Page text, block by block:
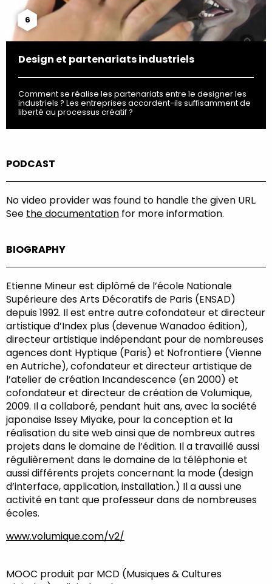
6
Design et partenariats industriels
Comment se réalise les partenariats entre le designer les
industriels ? Les entreprises accordent-ils suffisamment de
liberté au processus créatif ?
PODCAST
No video provider was found to handle the given URL.
See the documentation for more information.
BIOGRAPHY
Etienne Mineur est diplômé de l’école Nationale
Supérieure des Arts Décoratifs de Paris (ENSAD)
depuis 1992. Il est entre autre cofondateur et directeur
artistique d’Index plus (devenue Wanadoo édition),
directeur artistique indépendant pour de nombreuses
agences dont Hyptique (Paris) et Nofrontiere (Vienne
en Autriche), cofondateur et directeur artistique de
l’atelier de création Incandescence (en 2000) et
cofondateur et directeur de création de Volumique,
2009. Il a collaboré, pendant huit ans, avec la société
japonaise Issey Miyake, pour la conception et la
réalisation du site web ainsi que de nombreux autres
projets dans le domaine de l’édition. Il a travaillé aussi
régulièrement dans le domaine de la téléphonie et
aussi différents projets concernant la mode (design
d’interface, application, installation.) Il a aussi une
activité en tant que professeur dans de nombreuses
écoles.
www.volumique.com/v2/
MOOC produit par MCD (Musiques & Cultures